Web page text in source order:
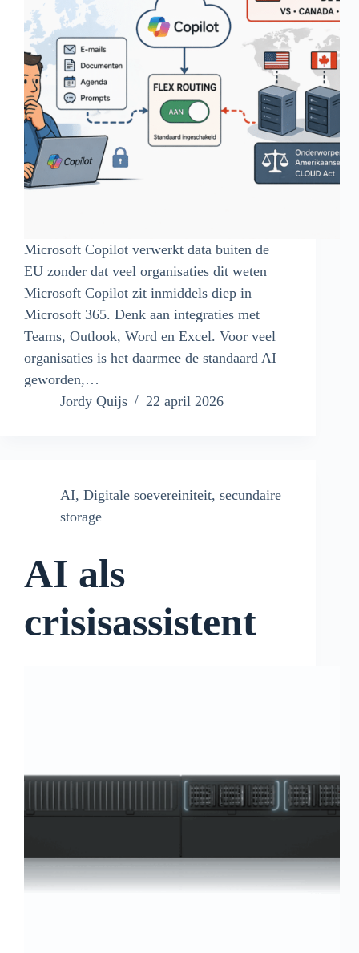
Microsoft Copilot verwerkt data buiten de
EU zonder dat veel organisaties dit weten
Microsoft Copilot zit inmiddels diep in
Microsoft 365. Denk aan integraties met
Teams, Outlook, Word en Excel. Voor veel
organisaties is het daarmee de standaard AI
geworden,…
Jordy Quijs
22 april 2026
AI, Digitale soevereiniteit, secundaire
storage
AI als
crisisassistent